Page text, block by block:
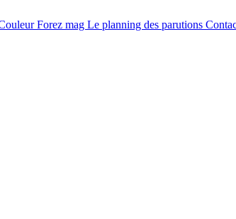
Forez mag Le planning des parutions